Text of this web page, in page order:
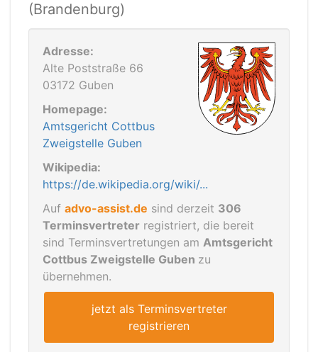
(Brandenburg)
Adresse:
Alte Poststraße 66
03172 Guben
Homepage:
Amtsgericht Cottbus
Zweigstelle Guben
Wikipedia:
https://de.wikipedia.org/wiki/...
Auf advo-assist.de sind derzeit 306
Terminsvertreter registriert, die bereit
sind Terminsvertretungen am Amtsgericht
Cottbus Zweigstelle Guben zu
übernehmen.
jetzt als Terminsvertreter
registrieren